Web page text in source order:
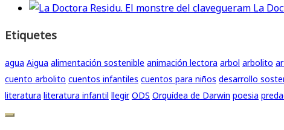
La
Etiquetes
agua Aigua alimentación sostenible animación lectora arbol arbolito
cuento arbolito cuentos infantiles cuentos para niños desarrollo
literatura literatura infantil llegir ODS Orquídea de Darwin poesia